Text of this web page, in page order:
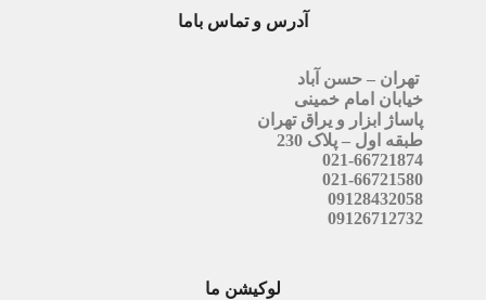
آدرس و تماس باما
تهران – حسن آباد
خیابان امام خمینی
پاساژ ابزار و یراق تهران
طبقه اول – پلاک 230
021-66721874
021-66721580
09128432058
09126712732
لوکیشن ما